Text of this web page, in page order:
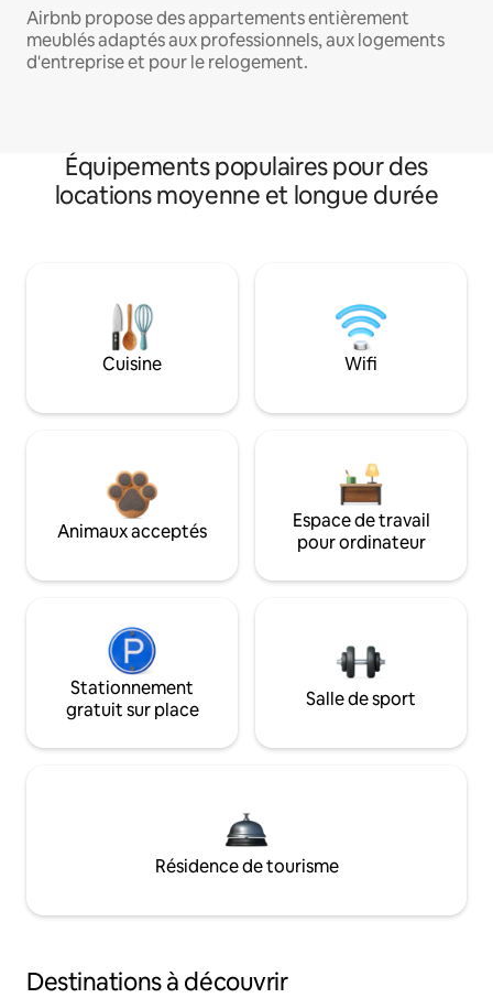
Airbnb propose des appartements entièrement
meublés adaptés aux professionnels, aux logements
d'entreprise et pour le relogement.
Équipements populaires pour des
locations moyenne et longue durée
Cuisine Wifi
Animaux acceptés
Espace de travail
pour ordinateur
Stationnement
gratuit sur place
Salle de sport
Résidence de tourisme
Destinations à découvrir